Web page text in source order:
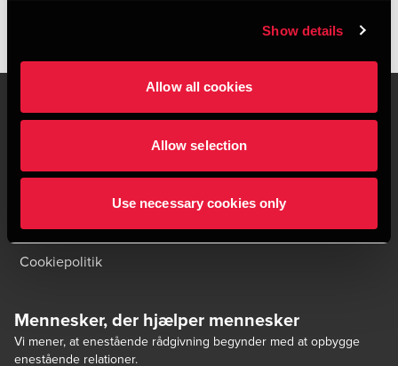
Show details
Allow all cookies
Allow selection
Use necessary cookies only
Kontorsteder
Support
Whistleblower
Cookiepolitik
Mennesker, der hjælper mennesker
Vi mener, at enestående rådgivning begynder med at opbygge
enestående relationer.